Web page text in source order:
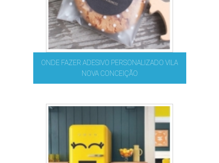
ONDE FAZER ADESIVO PERSONALIZADO VILA
NOVA CONCEIÇÃO